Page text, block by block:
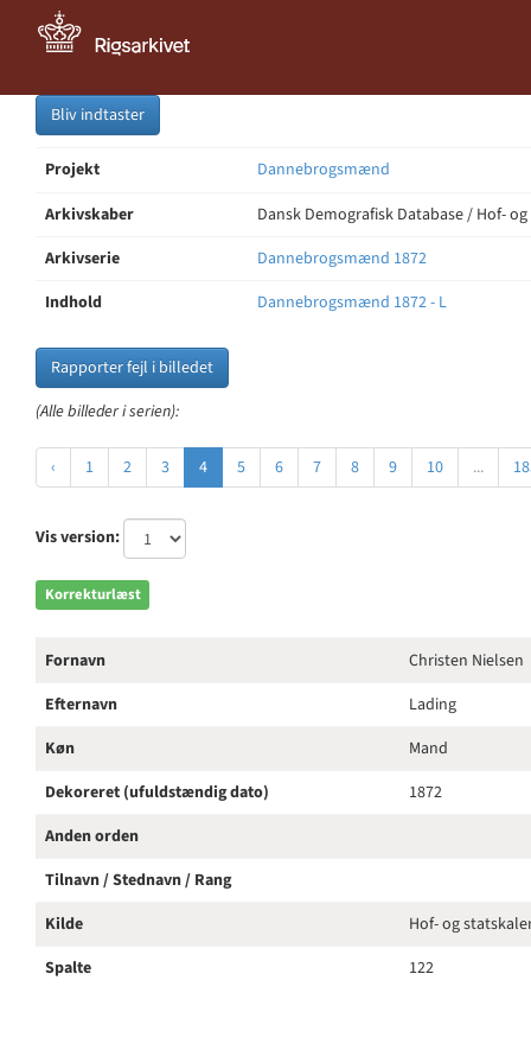
Bliv indtaster
Projekt
Dannebrogsmænd
Arkivskaber
Dansk Demografisk Database / Hof-
Arkivserie
Dannebrogsmænd 1872
Indhold
Dannebrogsmænd 1872 - L
Rapporter fejl i billedet
(Alle billeder i serien):
‹ 1 2 3 4 5 6 7 8 9 10 ...
Vis version:
Korrekturlæst
Fornavn
Christen Nielsen
Efternavn
Lading
Køn
Mand
Dekoreret (ufuldstændig dato)
1872
Anden orden
Tilnavn / Stednavn / Rang
Kilde
Hof- og
Spalte
122